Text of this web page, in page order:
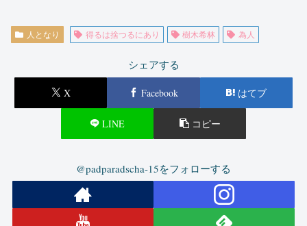
人となり 得るは捨つるにあり 樹木希林 為人
シェアする
X Facebook はてブ
LINE コピー
@padparadscha-15をフォローする